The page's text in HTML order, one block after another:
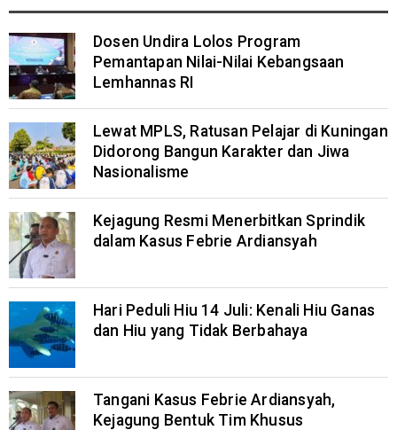
Dosen Undira Lolos Program
Pemantapan Nilai-Nilai Kebangsaan
Lemhannas RI
Lewat MPLS, Ratusan Pelajar di Kuningan
Didorong Bangun Karakter dan Jiwa
Nasionalisme
Kejagung Resmi Menerbitkan Sprindik
dalam Kasus Febrie Ardiansyah
Hari Peduli Hiu 14 Juli: Kenali Hiu Ganas
dan Hiu yang Tidak Berbahaya
Tangani Kasus Febrie Ardiansyah,
Kejagung Bentuk Tim Khusus